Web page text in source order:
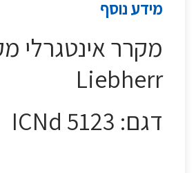
מידע נוסף
Liebherr
דגם: ICNd 5123